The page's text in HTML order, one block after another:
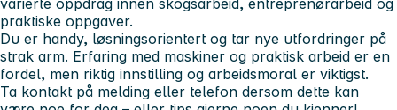
praktiske oppgaver.
Du er handy, løsningsorientert og tar nye utfordringer på
strak arm. Erfaring med maskiner og praktisk arbeid er en
fordel, men riktig innstilling og arbeidsmoral er viktigst.
Ta kontakt på melding eller telefon dersom dette kan